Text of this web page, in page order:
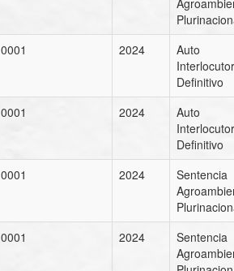
0001 2024
Auto
Definitivo
0001 2024
Auto
Definitivo
0001 2024
Sentencia
0001 2024
Sentencia